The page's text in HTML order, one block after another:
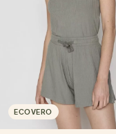
ECOVERO